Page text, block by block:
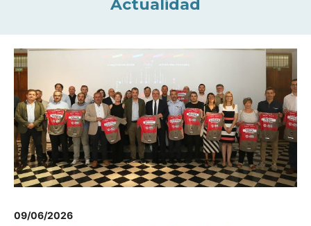
Actualidad
09/06/2026